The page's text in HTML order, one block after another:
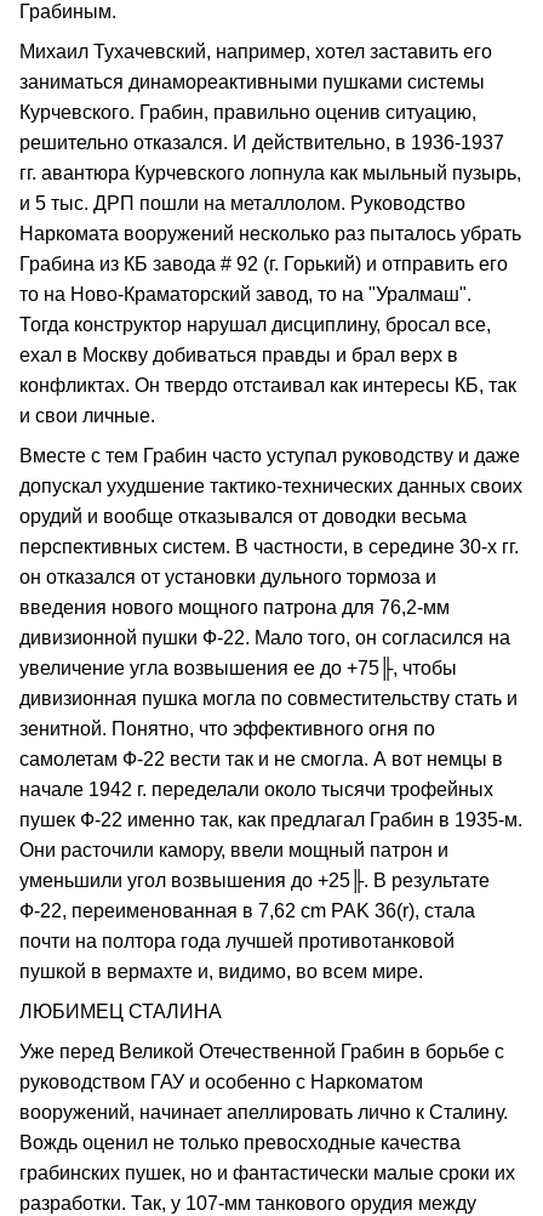
Грабиным.
Михаил Тухачевский, например, хотел заставить его
заниматься динамореактивными пушками системы
Курчевского. Грабин, правильно оценив ситуацию,
решительно отказался. И действительно, в 1936-1937
гг. авантюра Курчевского лопнула как мыльный пузырь,
и 5 тыс. ДРП пошли на металлолом. Руководство
Наркомата вооружений несколько раз пыталось убрать
Грабина из КБ завода # 92 (г. Горький) и отправить его
то на Ново-Краматорский завод, то на "Уралмаш".
Тогда конструктор нарушал дисциплину, бросал все,
ехал в Москву добиваться правды и брал верх в
конфликтах. Он твердо отстаивал как интересы КБ, так
и свои личные.
Вместе с тем Грабин часто уступал руководству и даже
допускал ухудшение тактико-технических данных своих
орудий и вообще отказывался от доводки весьма
перспективных систем. В частности, в середине 30-х гг.
он отказался от установки дульного тормоза и
введения нового мощного патрона для 76,2-мм
дивизионной пушки Ф-22. Мало того, он согласился на
увеличение угла возвышения ее до +75╟, чтобы
дивизионная пушка могла по совместительству стать и
зенитной. Понятно, что эффективного огня по
самолетам Ф-22 вести так и не смогла. А вот немцы в
начале 1942 г. переделали около тысячи трофейных
пушек Ф-22 именно так, как предлагал Грабин в 1935-м.
Они расточили камору, ввели мощный патрон и
уменьшили угол возвышения до +25╟. В результате
Ф-22, переименованная в 7,62 cm PAK 36(r), стала
почти на полтора года лучшей противотанковой
пушкой в вермахте и, видимо, во всем мире.
ЛЮБИМЕЦ СТАЛИНА
Уже перед Великой Отечественной Грабин в борьбе с
руководством ГАУ и особенно с Наркоматом
вооружений, начинает апеллировать лично к Сталину.
Вождь оценил не только превосходные качества
грабинских пушек, но и фантастически малые сроки их
разработки. Так, у 107-мм танкового орудия между